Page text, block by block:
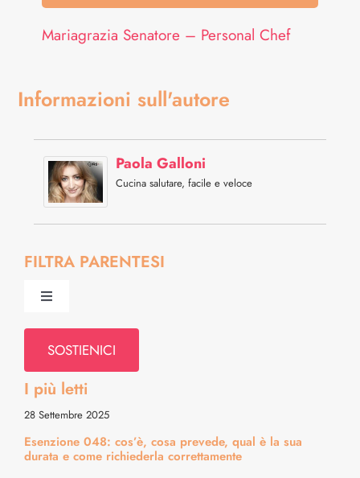
Mariagrazia Senatore – Personal Chef
Informazioni sull'autore
Paola Galloni
Cucina salutare, facile e veloce
FILTRA PARENTESI
Toggle
Diritti & Info Pratiche
Alimentazione & Ricette
SOSTIENICI
I più letti
28 Settembre 2025
Esenzione 048: cos’è, cosa prevede, qual è la sua
durata e come richiederla correttamente